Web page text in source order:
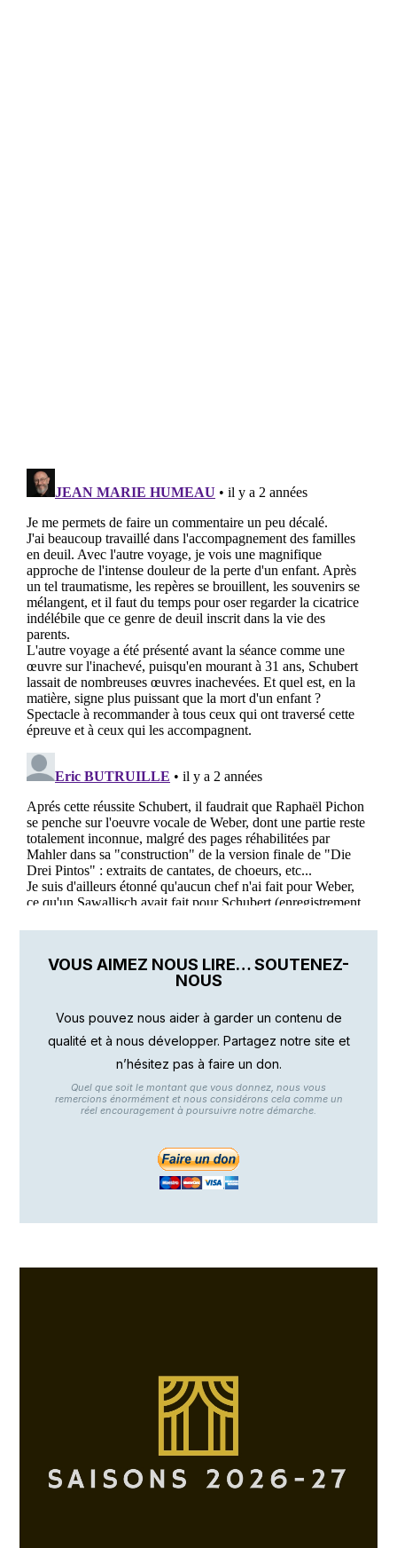
VOUS AIMEZ NOUS LIRE… SOUTENEZ-
NOUS
Vous pouvez nous aider à garder un contenu de
qualité et à nous développer. Partagez notre site et
n’hésitez pas à faire un don.
Quel que soit le montant que vous donnez, nous vous
remercions énormément et nous considérons cela comme un
réel encouragement à poursuivre notre démarche.